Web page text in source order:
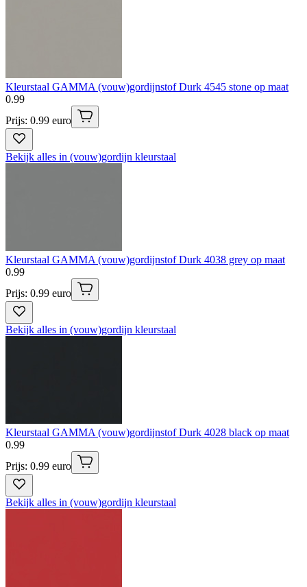
Kleurstaal GAMMA (vouw)gordijnstof Durk 4545 stone op maat
0.99
Prijs: 0.99 euro
Bekijk alles in (vouw)gordijn kleurstaal
Kleurstaal GAMMA (vouw)gordijnstof Durk 4038 grey op maat
0.99
Prijs: 0.99 euro
Bekijk alles in (vouw)gordijn kleurstaal
Kleurstaal GAMMA (vouw)gordijnstof Durk 4028 black op maat
0.99
Prijs: 0.99 euro
Bekijk alles in (vouw)gordijn kleurstaal